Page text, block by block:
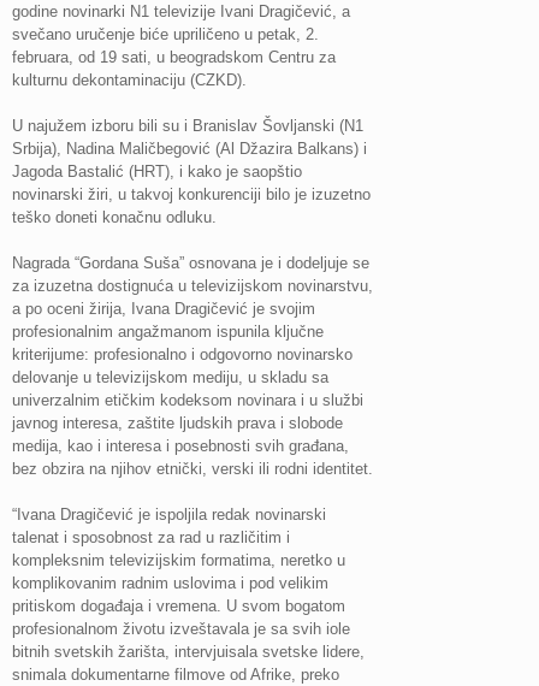
godine novinarki N1 televizije Ivani Dragičević, a
svečano uručenje biće upriličeno u petak, 2.
februara, od 19 sati, u beogradskom Centru za
kulturnu dekontaminaciju (CZKD).
U najužem izboru bili su i Branislav Šovljanski (N1
Srbija), Nadina Maličbegović (Al Džazira Balkans) i
Jagoda Bastalić (HRT), i kako je saopštio
novinarski žiri, u takvoj konkurenciji bilo je izuzetno
teško doneti konačnu odluku.
Nagrada “Gordana Suša” osnovana je i dodeljuje se
za izuzetna dostignuća u televizijskom novinarstvu,
a po oceni žirija, Ivana Dragičević je svojim
profesionalnim angažmanom ispunila ključne
kriterijume: profesionalno i odgovorno novinarsko
delovanje u televizijskom mediju, u skladu sa
univerzalnim etičkim kodeksom novinara i u službi
javnog interesa, zaštite ljudskih prava i slobode
medija, kao i interesa i posebnosti svih građana,
bez obzira na njihov etnički, verski ili rodni identitet.
“Ivana Dragičević je ispoljila redak novinarski
talenat i sposobnost za rad u različitim i
kompleksnim televizijskim formatima, neretko u
komplikovanim radnim uslovima i pod velikim
pritiskom događaja i vremena. U svom bogatom
profesionalnom životu izveštavala je sa svih iole
bitnih svetskih žarišta, intervjuisala svetske lidere,
snimala dokumentarne filmove od Afrike, preko